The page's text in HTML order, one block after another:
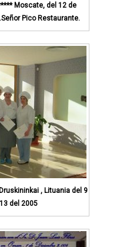
Moscate, del 12 de
Pico Restaurante.
, Lituania del 9
del 2005